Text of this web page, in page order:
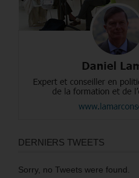
DERNIERS TWEETS
Sorry, no Tweets were found.